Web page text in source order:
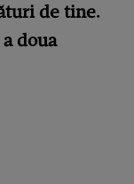
de tine.
doua